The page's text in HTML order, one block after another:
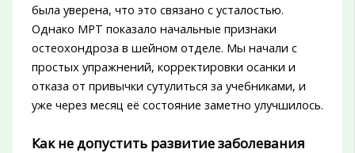
была уверена, что это связано с усталостью.
Однако МРТ показало начальные признаки
остеохондроза в шейном отделе. Мы начали с
простых упражнений, корректировки осанки и
отказа от привычки сутулиться за учебниками, и
уже через месяц её состояние заметно улучшилось.
Как не допустить развитие заболевания